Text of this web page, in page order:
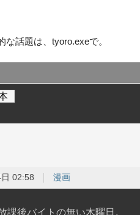
話題は、tyoro.exeで。
02:58 漫画
課後バイトの無い木曜日。